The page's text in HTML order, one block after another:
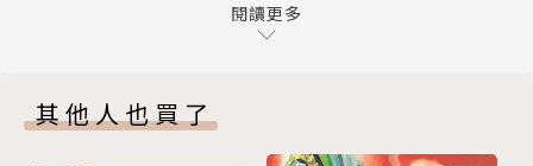
FLAG.１２３ Project A
FLAG.１２６ ５ HOME
閱讀更多
其他人也買了